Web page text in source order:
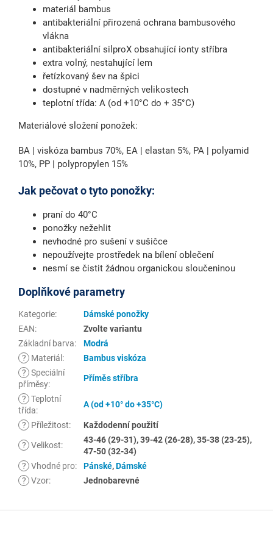
materiál bambus
antibakteriální přirozená ochrana bambusového
vlákna
antibakteriální silproX obsahující ionty stříbra
extra volný, nestahující lem
řetízkovaný šev na špici
dostupné v nadměrných velikostech
teplotní třída: A (od +10°C do + 35°C)
Materiálové složení ponožek:
BA | viskóza bambus 70%, EA | elastan 5%, PA | polyamid
10%, PP | polypropylen 15%
Jak pečovat o tyto ponožky:
praní do 40°C
ponožky nežehlit
nevhodné pro sušení v sušičce
nepoužívejte prostředek na bílení oblečení
nesmí se čistit žádnou organickou sloučeninou
Doplňkové parametry
Kategorie:
Dámské ponožky
EAN:
Zvolte variantu
Základní barva:
Modrá
?
Materiál :
Bambus viskóza
? Speciální
příměsy:
Příměs stříbra
? Teplotní
třída:
A (od +10° do +35°C)
? Příležitost: Každodenní použití
? Velikost:
43-46 (29-31), 39-42 (26-28), 35-38 (23-25),
47-50 (32-34)
? Vhodné pro: Pánské,Dámské
? Vzor: Jednobarevné